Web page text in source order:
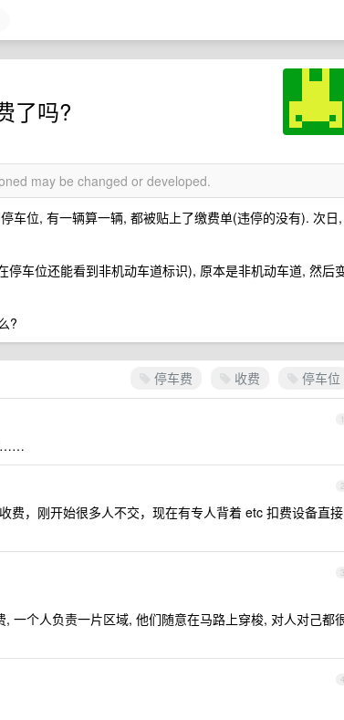
了吗?
may be changed or developed.
车位, 有一辆算一辆, 都被贴上了缴费单(违停的没有). 次日,
车位还能看到非机动车道标识), 原本是非机动车道, 然后
?
停车费 收费 停车位
1
……
2
费，刚开始很多人不交，现在有专人背着 etc 扣费设备直接
3
一个人负责一片区域, 他们随意在马路上穿梭, 对人对己都
4